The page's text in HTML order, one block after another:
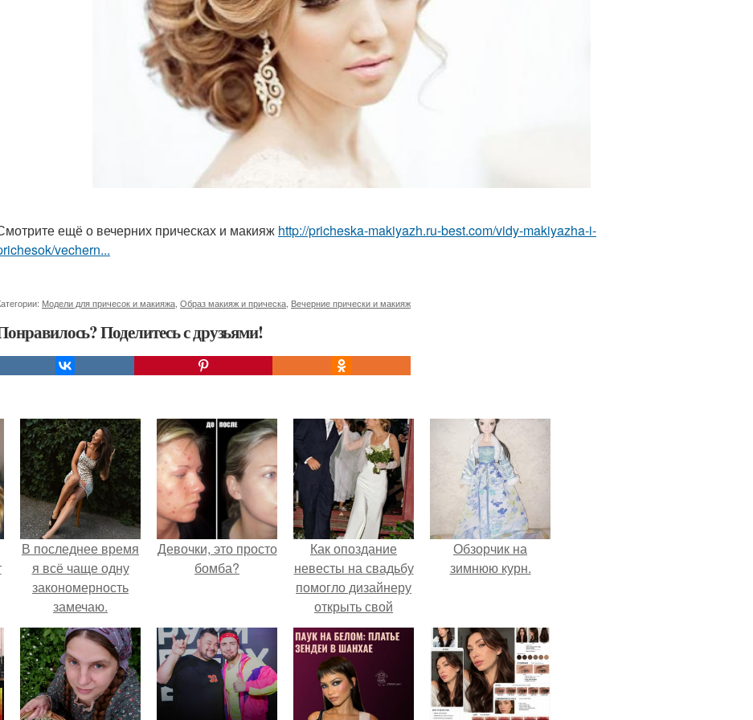
ещё о вечерних прическах и макияж http://pricheska-makiyazh.ru-best.com/vidy-makiyazha-i-
vechern...
Модели для причесок и макияжа Образ макияж и прическа Вечерние прически и макияж
Поделитесь с друзьями!
В последнее время
я всё чаще одну
закономерность
замечаю.
Девочки, это просто
бомба?
Как опоздание
невесты на свадьбу
помогло дизайнеру
открыть свой
бренд.
Обзорчик на
зимнюю курн.